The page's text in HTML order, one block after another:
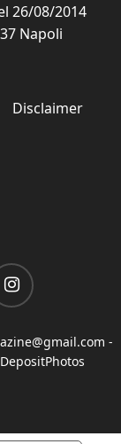
26/08/2014
Napoli
Disclaimer
-